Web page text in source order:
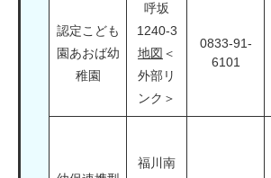
認定こども
園あおば幼
稚園
呼坂
1240-3
地図 ＜
外部リ
ンク＞
0833-91-
6101
福川南